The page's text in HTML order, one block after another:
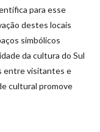
para esse
destes locais
simbólicos
da cultura do Sul
entre visitantes e
cultural promove